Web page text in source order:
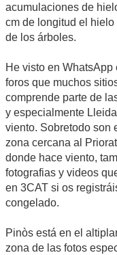
acumulaciones de
cm de longitud el
de los árboles.
He visto en
foros que muchos
comprende parte de
y especialmente
viento. Sobretodo son
zona cercana al
donde hace viento,
fotografias y videos
en 3CAT si os
congelado.
Pinòs está en el
zona de las fotos